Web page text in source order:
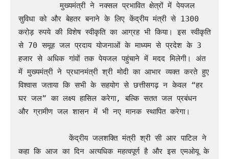
         मुख्यमंत्री ने नक्सल प्रभावित क्षेत्रों में पेयजल
सुविधा को और बेहतर बनाने के लिए केंद्रीय मंत्री से 1300
करोड़ रुपये की विशेष स्वीकृति का आग्रह भी किया। इस स्वीकृति
से 70 समूह जल प्रदाय योजनाओं के माध्यम से प्रदेश के 3
हजार से अधिक गांवों तक पेयजल पहुंचाने में मदद मिलेगी। अंत
में मुख्यमंत्री ने प्रधानमंत्री श्री मोदी का आभार व्यक्त करते हुए
विश्वास जताया कि सभी के सहयोग से छत्तीसगढ़ न केवल “हर
घर जल” का लक्ष्य हासिल करेगा, बल्कि सतत जल प्रबंधन
और ग्रामीण जल शासन में भी नए मानक स्थापित करेगा।
           केंद्रीय जलशक्ति मंत्री श्री सी आर पाटिल ने
कहा कि आज का दिन अत्यधिक महत्वपूर्ण है और इस एमओयू के